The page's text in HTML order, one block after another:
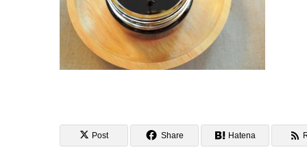
Post Share Hatena